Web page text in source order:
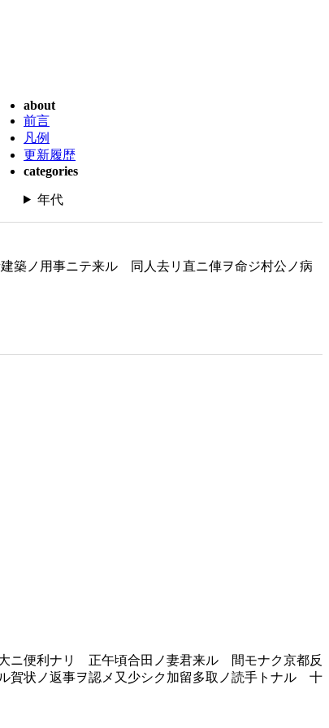
about
前言
凡例
更新履歴
categories
年代
ノ用事ニテ来ル 同人去リ直ニ俥ヲ命ジ村公ノ病
ニ便利ナリ 正午頃合田ノ妻君来ル 間モナク京都反
賀状ノ返事ヲ認メ又少シク加留多取ノ読手トナル 十